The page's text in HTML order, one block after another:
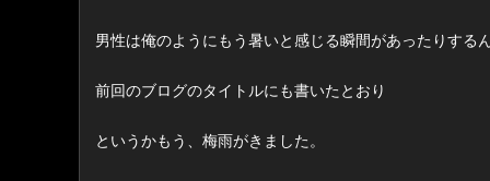
男性は俺のようにもう暑いと感じる瞬間があったりする
前回のブログのタイトルにも書いたとおり
というかもう、梅雨がきました。